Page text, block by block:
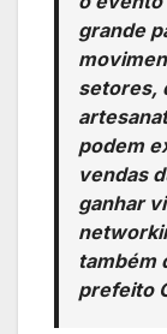
grande
setores,
podem
vendas
ganhar
também
prefeito